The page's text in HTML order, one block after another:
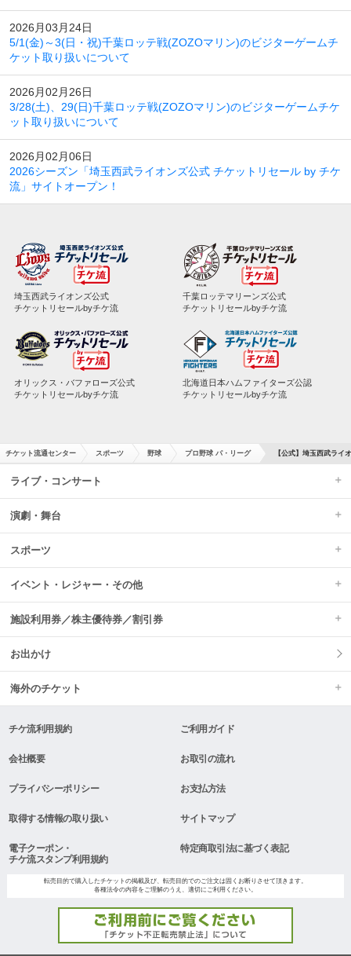
2026月03月24日
5/1(金)～3(日・祝)千葉ロッテ戦(ZOZOマリン)のビジターゲームチ
ケット取り扱いについて
2026月02月26日
3/28(土)、29(日)千葉ロッテ戦(ZOZOマリン)のビジターゲームチケ
ット取り扱いについて
2026月02月06日
2026シーズン「埼玉西武ライオンズ公式 チケットリセール by チケ
流」サイトオープン！
埼玉西武ライオンズ公式
チケットリセールbyチケ流
千葉ロッテマリーンズ公式
チケットリセールbyチケ流
オリックス・バファローズ公式
チケットリセールbyチケ流
北海道日本ハムファイターズ公認
チケットリセールbyチケ流
チケット流通センター スポーツ 野球 プロ野球 パ・リーグ 【公式】埼玉西武ライ
ライブ・コンサート
演劇・舞台
スポーツ
イベント・レジャー・その他
施設利用券／株主優待券／割引券
お出かけ
海外のチケット
チケ流利用規約 ご利用ガイド
会社概要 お取引の流れ
プライバシーポリシー お支払方法
取得する情報の取り扱い サイトマップ
電子クーポン・
チケ流スタンプ利用規約
特定商取引法に基づく表記
転売目的で購入したチケットの掲載及び、転売目的でのご注文は固くお断りさせて頂きます。
各種法令の内容をご理解のうえ、適切にご利用ください。